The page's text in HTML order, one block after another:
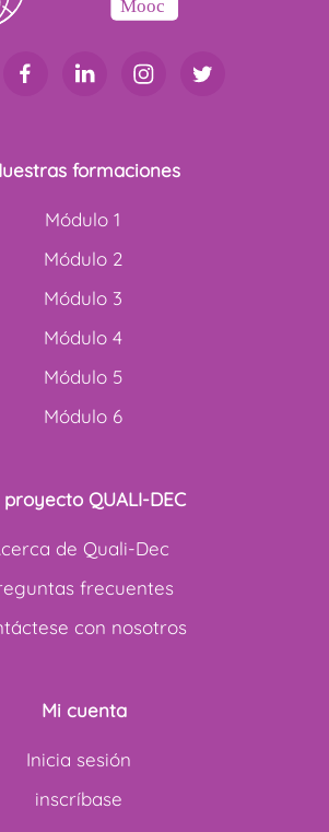
formaciones
Módulo 1
Módulo 2
Módulo 3
Módulo 4
Módulo 5
Módulo 6
proyecto QUALI-DEC
de Quali-Dec
frecuentes
con nosotros
Mi cuenta
Inicia sesión
inscríbase